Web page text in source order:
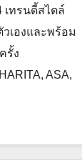
เทรนดี้สไตล์
เองและพร้อม
รั้ง
ASA,